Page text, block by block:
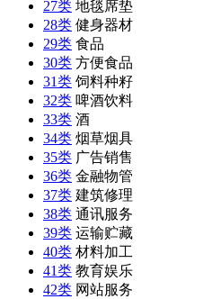
27类 地毯席垫
28类 健身器材
29类 食品
30类 方便食品
31类 饲料种籽
32类 啤酒饮料
33类 酒
34类 烟草烟具
35类 广告销售
36类 金融物管
37类 建筑修理
38类 通讯服务
39类 运输贮藏
40类 材料加工
41类 教育娱乐
42类 网站服务